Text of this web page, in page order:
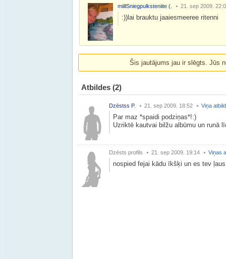
miillSniegpulksteniite (. 21. sep 2009.
:))lai brauktu jaaiesmeeree ritenni
Šis jautājums jau ir slēgts. Jūs
Atbildes (2)
Dzēstss P. 21. sep 2009. 18:52 Viņa
Par maz *spaidi podziņas*!:)
Uzriktē kautvai bilžu albūmu un runā
Dzēsts profils 21. sep 2009. 19:14 Viņas
nospied fejai kādu īkšķi un es tev